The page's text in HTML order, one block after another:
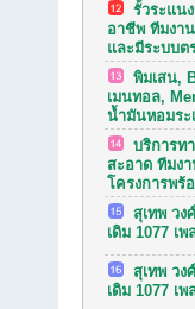
รั้วระแน
อาชีพ ทีมงา
และมีระบบต
พิมเสน,
เมนทอล,
น้ำมันหอมระ
บริการท
สะอาด ทีมง
โครงการพร้
สุเทพ วง
เดิม 1077 เ
สุเทพ วง
เดิม 1077 เ